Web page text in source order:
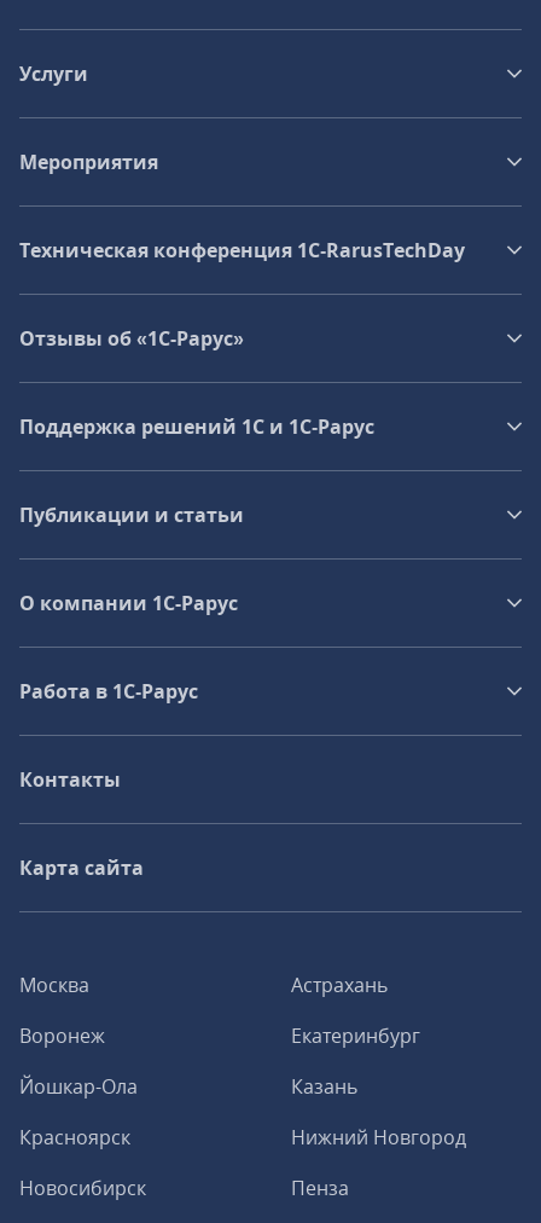
Москва
Астрахань
Воронеж
Екатеринбург
Йошкар-Ола
Казань
Красноярск
Нижний Новгород
Новосибирск
Пенза
Услуги
Мероприятия
Техническая конференция 1C‑RarusTechDay
Отзывы об «1С-Рарус»
Поддержка решений 1С и 1С‑Рарус
Публикации и статьи
О компании 1C-Рарус
Работа в 1С‑Рарус
Контакты
Карта сайта